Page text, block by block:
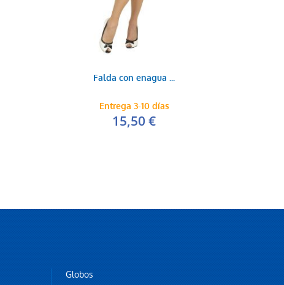
Falda con enagua ...
Entrega 3-10 días
15,50 €
Globos